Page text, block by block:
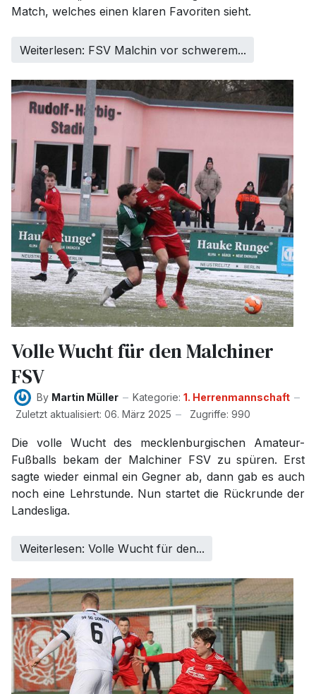
Match, welches einen klaren Favoriten sieht.
Weiterlesen: FSV Malchin vor schwerem...
Volle Wucht für den Malchiner
FSV
By Martin Müller Kategorie: 1. Herrenmannschaft
Zuletzt aktualisiert: 06. März 2025
Zugriffe: 990
Die volle Wucht des mecklenburgischen Amateur-
Fußballs bekam der Malchiner FSV zu spüren. Erst
sagte wieder einmal ein Gegner ab, dann gab es auch
noch eine Lehrstunde. Nun startet die Rückrunde der
Landesliga.
Weiterlesen: Volle Wucht für den...